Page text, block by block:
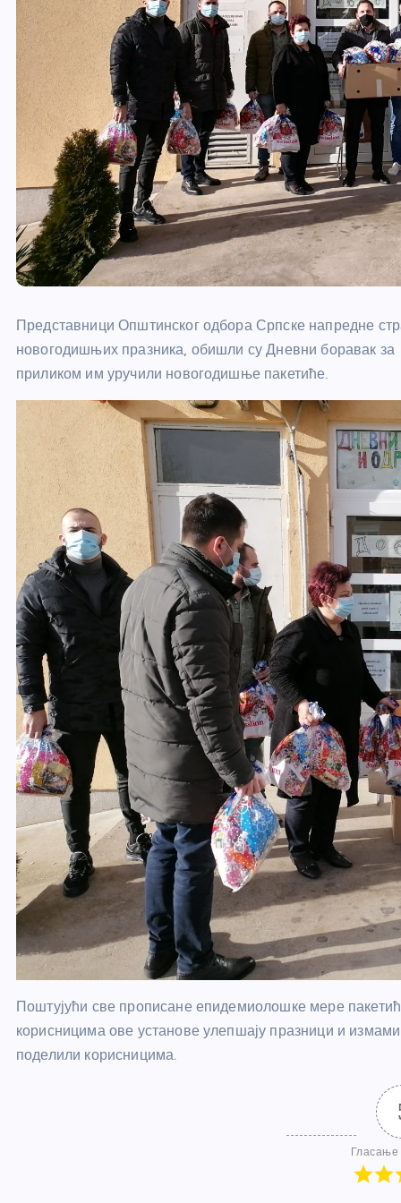
Представници Општинског одбора Српске напредне
новогодишњих празника, обишли су Дневни боравак
приликом им уручили новогодишње пакетиће.
Поштујући све прописане епидемиолошке мере
корисницима ове установе улепшају празници и
поделили корисницима.
Гласање